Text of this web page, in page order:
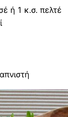
ή 1 κ.σ. πελτέ